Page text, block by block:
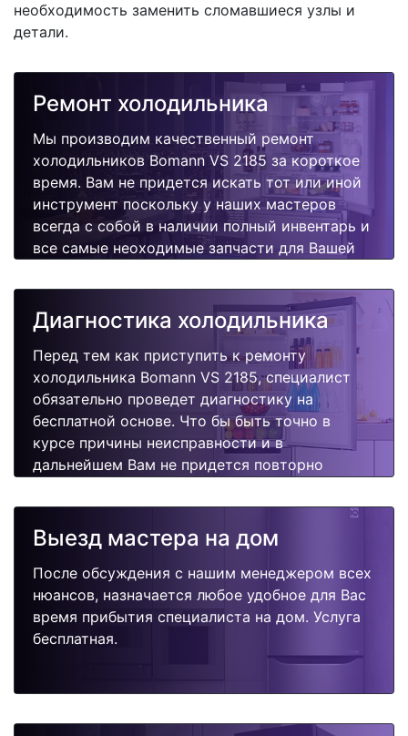
необходимость заменить сломавшиеся узлы и
детали.
Ремонт холодильника
Мы производим качественный ремонт
холодильников Bomann VS 2185 за короткое
время. Вам не придется искать тот или иной
инструмент поскольку у наших мастеров
всегда с собой в наличии полный инвентарь и
все самые неоходимые запчасти для Вашей
качественно и недорого.
Диагностика холодильника
Перед тем как приступить к ремонту
холодильника Bomann VS 2185, специалист
обязательно проведет диагностику на
бесплатной основе. Что бы быть точно в
курсе причины неисправности и в
дальнейшем Вам не придется повторно
поломок.
Выезд мастера на дом
После обсуждения с нашим менеджером всех
нюансов, назначается любое удобное для Вас
время прибытия специалиста на дом. Услуга
бесплатная.